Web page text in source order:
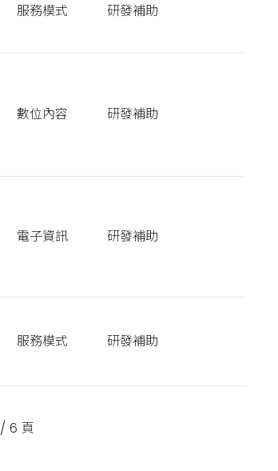
服務模式 研發補助
數位內容 研發補助
電子資訊 研發補助
服務模式 研發補助
/ 6 頁